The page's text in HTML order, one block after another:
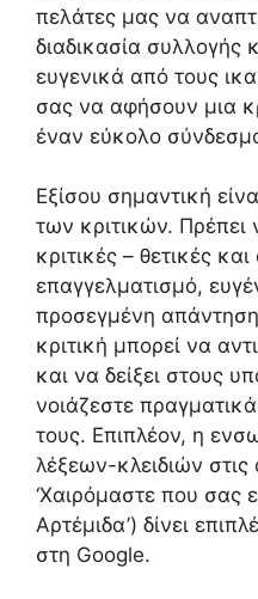
πελάτες μας να
διαδικασία συλλογής
ευγενικά από τους
σας να αφήσουν μια
έναν εύκολο
Εξίσου σημαντική
των κριτικών. Πρέπει
κριτικές – θετικές
επαγγελματισμό,
προσεγμένη
κριτική μπορεί να
και να δείξει στους
νοιάζεστε
τους. Επιπλέον, η
λέξεων-κλειδιών
‘Χαιρόμαστε που σας
Αρτέμιδα’) δίνει
στη Google.